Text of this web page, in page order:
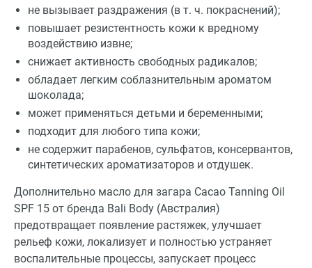
не вызывает раздражения (в т. ч. покраснений);
повышает резистентность кожи к вредному
воздействию извне;
снижает активность свободных радикалов;
обладает легким соблазнительным ароматом
шоколада;
может применяться детьми и беременными;
подходит для любого типа кожи;
не содержит парабенов, сульфатов, консервантов,
синтетических ароматизаторов и отдушек.
Дополнительно масло для загара Cacao Tanning Oil
SPF 15 от бренда Bali Body (Австралия)
предотвращает появление растяжек, улучшает
рельеф кожи, локализует и полностью устраняет
воспалительные процессы, запускает процесс